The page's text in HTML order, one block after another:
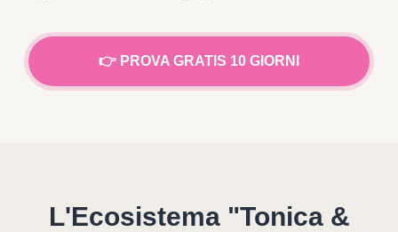
👉 PROVA GRATIS 10 GIORNI
L'Ecosistema "Tonica &